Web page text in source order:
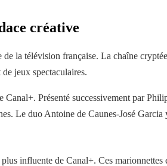
créative
la télévision française. La chaîne
jeux spectaculaires.
Présenté successivement par
Le duo Antoine de Caunes-José
influente de Canal+. Ces